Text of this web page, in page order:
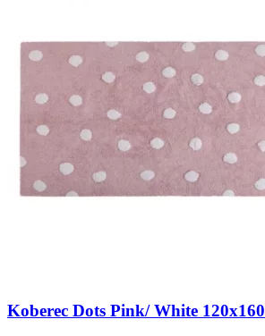
Koberec Dots Pink/ White 120x160